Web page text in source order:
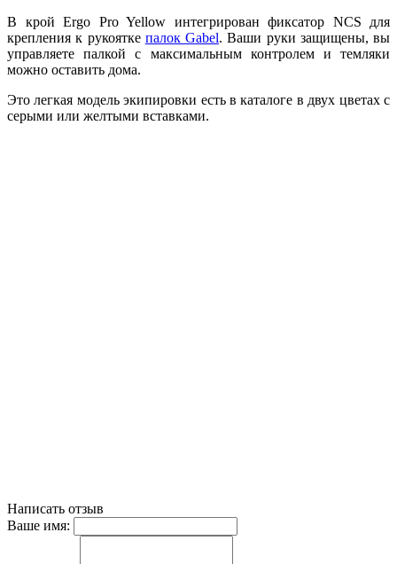
В крой Ergo Pro Yellow интегрирован фиксатор NCS для
крепления к рукоятке палок Gabel. Ваши руки защищены, вы
управляете палкой с максимальным контролем и темляки
можно оставить дома.
Это легкая модель экипировки есть в каталоге в двух цветах с
серыми или желтыми вставками.
Написать отзыв
Ваше имя: